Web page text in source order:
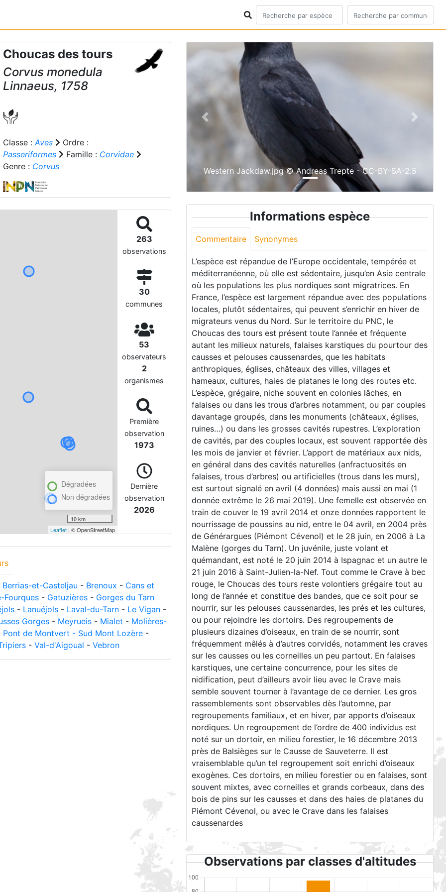
Choucas des tours
Corvus monedula
Linnaeus, 1758
Classe :Aves
Ordre :
Passeriformes
Famille : Corvidae
Genre : Corvus
Dégradées
Non dégradées
10 km
Leaflet| © OpenStreetMap
263
observations
30
communes
53
observateurs
2
organismes
Première
observation
1973
Dernière
observation
2026
Berrias-et-Casteljau - Brenoux - Cans et
Fourques - Gatuzières - Gorges du Tarn
- Lanuéjols - Laval-du-Tarn - Le Vigan -
Gorges - Meyrueis - Mialet - Molières-
Pont de Montvert - Sud Mont Lozère -
- Val-d'Aigoual - Vebron
Western Jackdaw.jpg © Andreas Trepte - CC-BY-SA-2.5
Previous Next
Informations espèce
Commentaire Synonymes
L’espèce est répandue de l’Europe occidentale, tempérée et
méditerranéenne, où elle est sédentaire, jusqu’en Asie centrale
où les populations les plus nordiques sont migratrices. En
France, l’espèce est largement répandue avec des populations
locales, plutôt sédentaires, qui peuvent s’enrichir en hiver de
migrateurs venus du Nord. Sur le territoire du PNC, le
Choucas des tours est présent toute l’année et fréquente
autant les milieux naturels, falaises karstiques du pourtour des
causses et pelouses caussenardes, que les habitats
anthropiques, églises, châteaux des villes, villages et
hameaux, cultures, haies de platanes le long des routes etc.
L’espèce, grégaire, niche souvent en colonies lâches, en
falaises ou dans les trous d’arbres notamment, ou par couples
davantage groupés, dans les monuments (châteaux, églises,
ruines…) ou dans les grosses cavités rupestres. L’exploration
de cavités, par des couples locaux, est souvent rapportée dès
les mois de janvier et février. L’apport de matériaux aux nids,
en général dans des cavités naturelles (anfractuosités en
falaises, trous d’arbres) ou artificielles (trous dans les murs),
est surtout signalé en avril (4 données) mais aussi en mai (1
donnée extrême le 26 mai 2019). Une femelle est observée en
train de couver le 19 avril 2014 et onze données rapportent le
nourrissage de poussins au nid, entre le 04 avril, en 2004 près
de Générargues (Piémont Cévenol) et le 28 juin, en 2006 à La
Malène (gorges du Tarn). Un juvénile, juste volant et
quémandant, est noté le 20 juin 2014 à Ispagnac et un autre le
21 juin 2016 à Saint-Julien-la-Nef. Tout comme le Crave à bec
rouge, le Choucas des tours reste volontiers grégaire tout au
long de l’année et constitue des bandes, que ce soit pour se
nourrir, sur les pelouses caussenardes, les prés et les cultures,
ou pour rejoindre les dortoirs. Des regroupements de
plusieurs dizaines d’oiseaux, en train de se nourrir, sont
fréquemment mêlés à d’autres corvidés, notamment les craves
sur les causses ou les corneilles un peu partout. En falaises
karstiques, une certaine concurrence, pour les sites de
nidification, peut d’ailleurs avoir lieu avec le Crave mais
semble souvent tourner à l’avantage de ce dernier. Les gros
rassemblements sont observables dès l’automne, par
regroupements familiaux, et en hiver, par apports d’oiseaux
nordiques. Un regroupement de l’ordre de 400 individus est
noté sur un dortoir, en milieu forestier, le 16 décembre 2013
près de Balsièges sur le Causse de Sauveterre. Il est
vraisemblable qu’un tel regroupement soit enrichi d’oiseaux
exogènes. Ces dortoirs, en milieu forestier ou en falaises, sont
souvent mixtes, avec corneilles et grands corbeaux, dans des
bois de pins sur les causses et dans des haies de platanes du
Piémont Cévenol, ou avec le Crave dans les falaises
caussenardes
Observations par classes d'altitudes